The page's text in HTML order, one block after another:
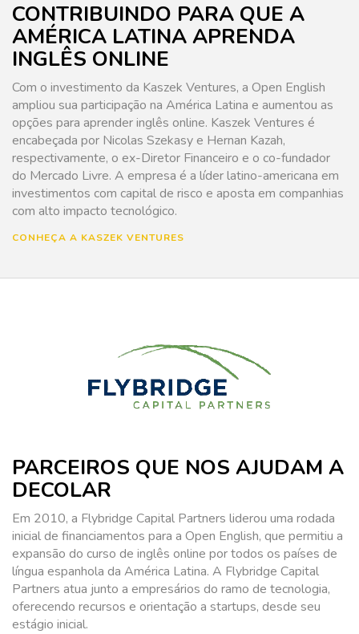
CONTRIBUINDO PARA QUE A
AMÉRICA LATINA APRENDA
INGLÊS ONLINE
Com o investimento da Kaszek Ventures, a Open English
ampliou sua participação na América Latina e aumentou as
opções para aprender inglês online. Kaszek Ventures é
encabeçada por Nicolas Szekasy e Hernan Kazah,
respectivamente, o ex-Diretor Financeiro e o co-fundador
do Mercado Livre. A empresa é a líder latino-americana em
investimentos com capital de risco e aposta em companhias
com alto impacto tecnológico.
CONHEÇA A KASZEK VENTURES
PARCEIROS QUE NOS AJUDAM A
DECOLAR
Em 2010, a Flybridge Capital Partners liderou uma rodada
inicial de financiamentos para a Open English, que permitiu a
expansão do curso de inglês online por todos os países de
língua espanhola da América Latina. A Flybridge Capital
Partners atua junto a empresários do ramo de tecnologia,
oferecendo recursos e orientação a startups, desde seu
estágio inicial.